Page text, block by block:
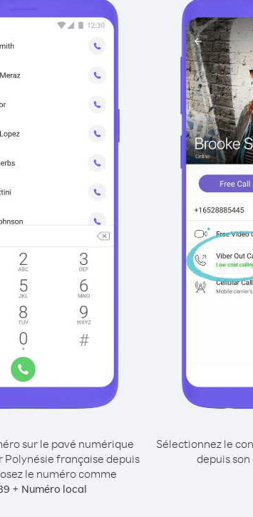
sur le pavé numérique
Polynésie française depuis
le numéro comme
+ Numéro local
Sélectionnez le
depuis